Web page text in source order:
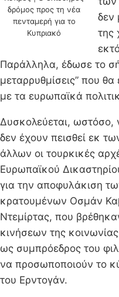
δρόμος προς τη νέα
πενταμερή για το
Κυπριακό
δεν
της
Παράλληλα, έδωσε το
μεταρρυθμίσεις” που
με τα ευρωπαϊκά
Δυσκολεύεται, ωστόσο,
δεν έχουν πεισθεί εκ
άλλων οι τουρκικές
Ευρωπαϊκού
για την αποφυλάκιση
κρατουμένων Οσμάν
Ντεμίρτας, που
κινήσεων της
ως συμπρόεδρος του
να προσωποποιούν το
του Ερντογάν.